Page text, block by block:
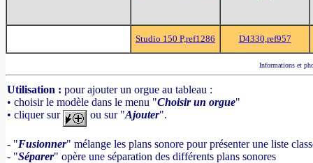
Studio 150 P,ref1286 D4330,ref957
Informations et
Utilisation : pour ajouter un orgue au tableau :
• choisir le modèle dans le menu "Choisir un orgue"
• cliquer sur
ou sur "Ajouter".
- "Fusionner" mélange les plans sonore pour présenter une liste
- "Séparer" opère une séparation des différents plans sonores